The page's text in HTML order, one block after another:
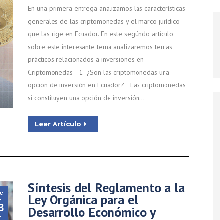
En una primera entrega analizamos las características
generales de las criptomonedas y el marco jurídico
que las rige en Ecuador. En este segúndo artículo
sobre este interesante tema analizaremos temas
prácticos relacionados a inversiones en
Criptomonedas 1.- ¿Son las criptomonedas una
opción de inversión en Ecuador? Las criptomonedas
si constituyen una opción de inversión…
Leer Artículo
Síntesis del Reglamento a la
Ley Orgánica para el
Desarrollo Económico y